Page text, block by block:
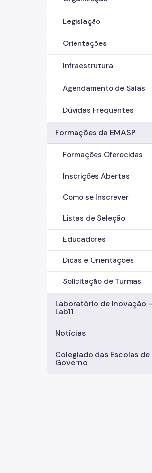
Legislação
Orientações
Infraestrutura
Agendamento de Salas
Dúvidas Frequentes
Formações da EMASP
Formações Oferecidas
Inscrições Abertas
Como se Inscrever
Listas de Seleção
Educadores
Dicas e Orientações
Solicitação de Turmas
Laboratório de Inovação -
Lab11
Notícias
Colegiado das Escolas de
Governo